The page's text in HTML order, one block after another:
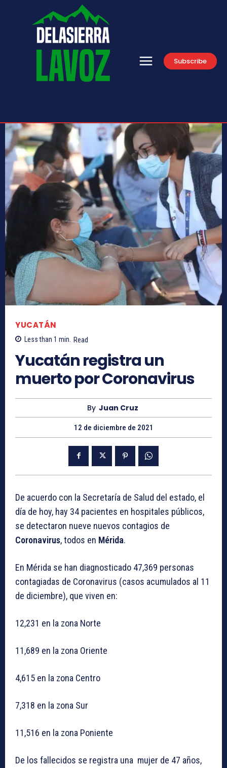
Subscribe
YUCATÁN
Less than 1 min. Read
Yucatán registra un
muerto por Coronavirus
By Juan Cruz
12 de diciembre de 2021
De acuerdo con la Secretaría de Salud del estado, el
día de hoy, hay 34 pacientes en hospitales públicos,
se detectaron nueve nuevos contagios de
Coronavirus, todos en Mérida.
En Mérida se han diagnosticado 47,369 personas
contagiadas de Coronavirus (casos acumulados al 11
de diciembre), que viven en:
12,231 en la zona Norte
11,689 en la zona Oriente
4,615 en la zona Centro
7,318 en la zona Sur
11,516 en la zona Poniente
De los fallecidos se registra una mujer de 47 años,